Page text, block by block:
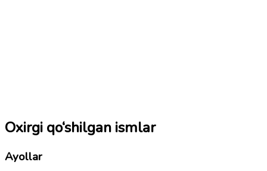
Oxirgi qo‘shilgan ismlar
Ayollar